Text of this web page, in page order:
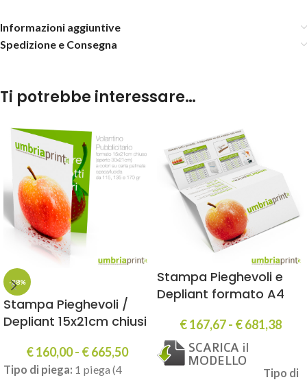
Informazioni aggiuntive
Spedizione e Consegna
Ti potrebbe interessare…
-28%
Stampa Pieghevoli /
Depliant 15x21cm chiusi
€160,00 - €665,50
Tipo di piega: 1 piega (4
Stampa Pieghevoli e
Depliant formato A4
€167,67 - €681,38
Tipo di